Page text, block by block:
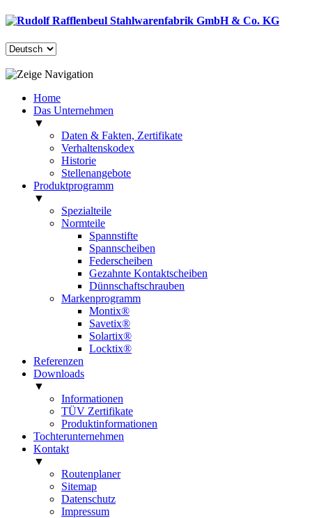
Home
Das Unternehmen
▼
Daten & Fakten, Zertifikate
Verhaltenskodex
Historie
Stellenangebote
Produktprogramm
▼
Spezialteile
Normteile
Spannstifte
Spannscheiben
Federscheiben
Gezahnte Kontaktscheiben
Dünnschaftschrauben
Markenprogramm
Montix®
Savetix®
Solartix®
Locktix®
Referenzen
Downloads
▼
Informationen
TÜV Zertifikate
Produktinformationen
Tochterunternehmen
Kontakt
▼
Routenplaner
Sitemap
Datenschutz
Impressum